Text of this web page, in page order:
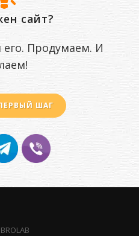
сайт?
Продумаем. И
ШАГ